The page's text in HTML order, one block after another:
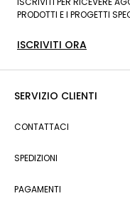
PRODOTTI E I PROGETTI
ISCRIVITI ORA
SERVIZIO CLIENTI
CONTATTACI
SPEDIZIONI
PAGAMENTI